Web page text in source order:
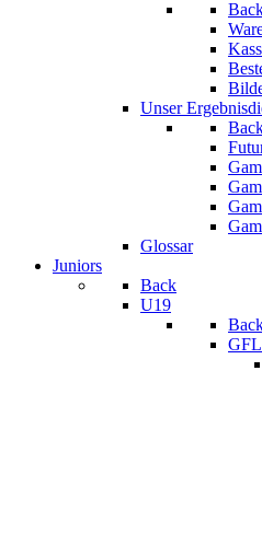
Unser
Glossar
Juniors
Back
U19